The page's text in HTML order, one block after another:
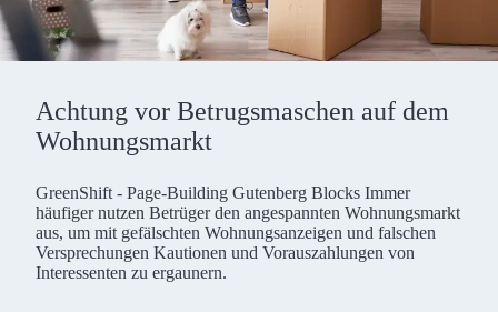
Achtung vor Betrugsmaschen auf dem
Wohnungsmarkt
GreenShift - Page-Building Gutenberg Blocks Immer
häufiger nutzen Betrüger den angespannten Wohnungsmarkt
aus, um mit gefälschten Wohnungsanzeigen und falschen
Versprechungen Kautionen und Vorauszahlungen von
Interessenten zu ergaunern.